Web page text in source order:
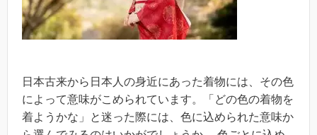
日本古来から日本人の身近にあった着物には、その色
によって意味がこめられています。「どの色の着物を
着ようかな」と迷った際には、色に込められた意味か